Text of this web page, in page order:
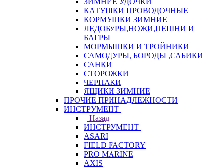
ЗИМНИЕ УДОЧКИ
КАТУШКИ ПРОВОДОЧНЫЕ
КОРМУШКИ ЗИМНИЕ
ЛЕДОБУРЫ,НОЖИ,ПЕШНИ И
БАГРЫ
МОРМЫШКИ И ТРОЙНИКИ
САМОДУРЫ, БОРОДЫ ,САБИКИ
САНКИ
СТОРОЖКИ
ЧЕРПАКИ
ЯЩИКИ ЗИМНИЕ
ПРОЧИЕ ПРИНАДЛЕЖНОСТИ
ИНСТРУМЕНТ
Назад
ИНСТРУМЕНТ
ASARI
FIELD FACTORY
PRO MARINE
AXIS